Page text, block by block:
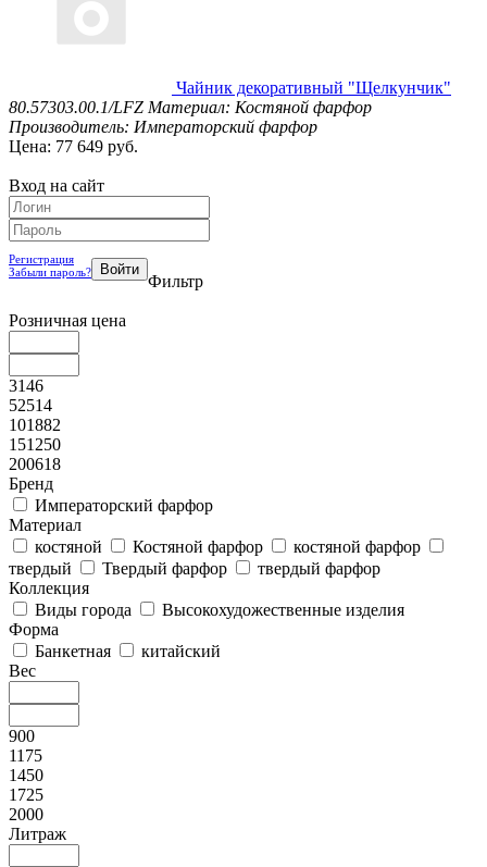
Чайник декоративный "Щелкунчик"
80.57303.00.1/LFZ Материал: Костяной фарфор
Производитель: Императорский фарфор
Цена: 77 649 руб.
Вход на сайт
Регистрация
Забыли пароль?
Фильтр
Розничная цена
3146
52514
101882
151250
200618
Бренд
Императорский фарфор
Материал
костяной
Костяной фарфор
костяной фарфор
твердый
Твердый фарфор
твердый фарфор
Коллекция
Виды города
Высокохудожественные изделия
Форма
Банкетная
китайский
Вес
900
1175
1450
1725
2000
Литраж